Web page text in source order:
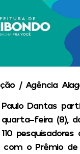
/ Agência
Dantas
feira (8),
pesquisadores
o Prêmio de